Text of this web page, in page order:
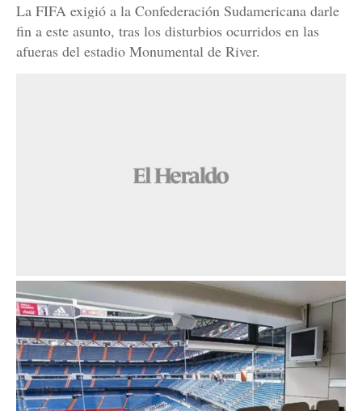
La FIFA exigió a la Confederación Sudamericana darle
fin a este asunto, tras los disturbios ocurridos en las
afueras del estadio Monumental de River.